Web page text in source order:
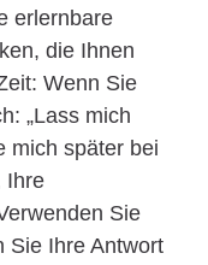
erlernbare
die Ihnen
Wenn Sie
„Lass mich
mich später bei
Ihre
Sie
Sie Ihre Antwort